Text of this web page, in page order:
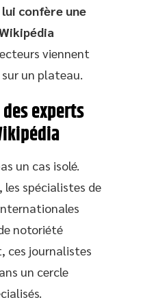
confère une
viennent
un plateau.
experts
un cas isolé.
les spécialistes de
notoriété
ces journalistes
un cercle